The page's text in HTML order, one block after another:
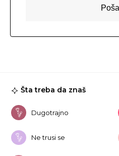
Šta treba da znaš
Dugotrajno
Ne trusi se